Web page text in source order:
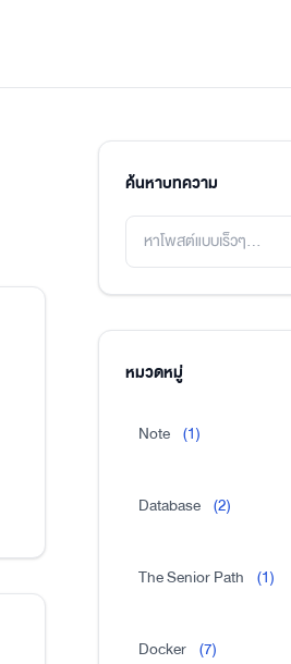
ค้นหาบทความ
หมวดหมู่
Note (1)
Database (2)
The Senior Path (1)
Docker (7)